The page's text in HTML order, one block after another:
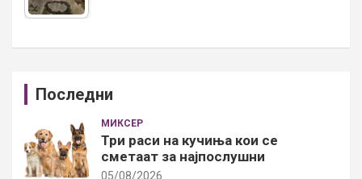
Последни
МИКСЕР
Три раси на кучиња кои се
сметаат за најпослушни
05/08/2026